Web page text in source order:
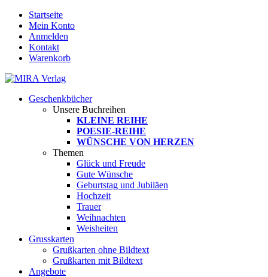
Startseite
Mein Konto
Anmelden
Kontakt
Warenkorb
Geschenkbücher
Unsere Buchreihen
KLEINE REIHE
POESIE-REIHE
WÜNSCHE VON HERZEN
Themen
Glück und Freude
Gute Wünsche
Geburtstag und Jubiläen
Hochzeit
Trauer
Weihnachten
Weisheiten
Grusskarten
Grußkarten ohne Bildtext
Grußkarten mit Bildtext
Angebote